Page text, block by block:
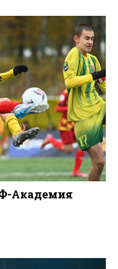
Академия